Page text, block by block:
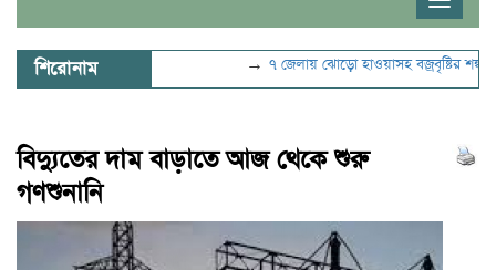
শিরোনাম ৭ জেলায় ঝোড়ো হাওয়াসহ বজ্রবৃষ্টির শঙ্কা→
বিদ্যুতের দাম বাড়াতে আজ থেকে শুরু
গণশুনানি